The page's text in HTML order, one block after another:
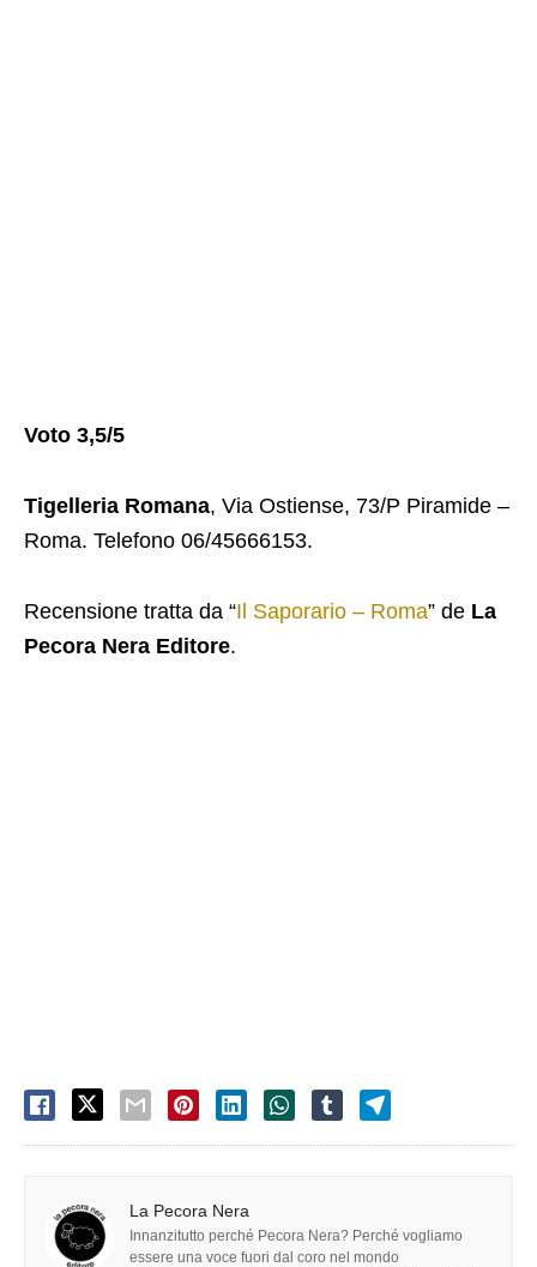
Voto 3,5/5
Tigelleria Romana, Via Ostiense, 73/P Piramide –
Roma. Telefono 06/45666153.
Recensione tratta da “Il Saporario – Roma” de La
Pecora Nera Editore.
La Pecora Nera
Innanzitutto perché Pecora Nera? Perché vogliamo
essere una voce fuori dal coro nel mondo